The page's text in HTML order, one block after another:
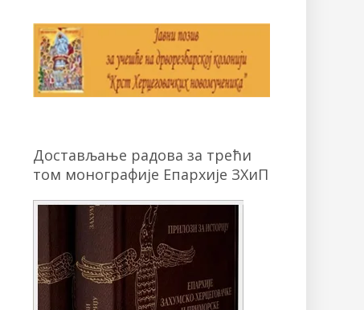
Достављање радова за трећи
том монографије Епархије ЗХиП